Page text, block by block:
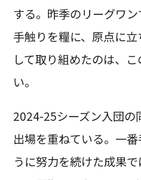
する。昨季のリーグワ
手触りを糧に、原点に
して取り組めたのは、
い。
2024-25シーズン入団の
出場を重ねている。一
うに努力を続けた成果